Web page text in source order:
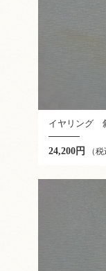
イヤリング
24,200円 （税